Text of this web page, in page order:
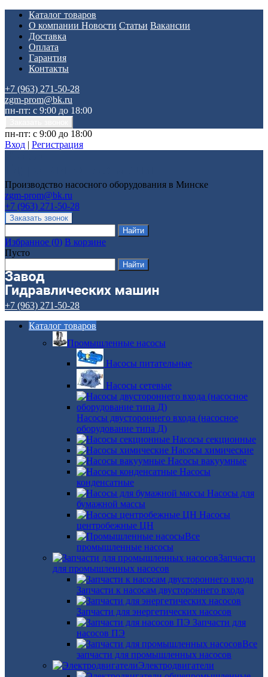
Каталог товаров
О компании Новости Статьи Вакансии
Доставка
Оплата
Гарантия
Контакты
+7 (963) 271-50-28
zgm-prom@bk.ru
пн-пт: с 9:00 до 18:00
пн-пт: с 9:00 до 18:00
Вход | Регистрация
Производство насосного оборудования в Минске
zgm-prom@bk.ru
+7 (963) 271-50-28
Избранное (0) В корзине
Пусто
+7 (963) 271-50-28
Каталог товаров
Промышленные насосы
Насосы питательные
Насосы сетевые
Насосы двустороннего входа (насосное
оборудование типа Д)
Насосы секционные
Насосы химические
Насосы вакуумные
Насосы
конденсатные
Насосы для
бумажной массы
Насосы
центробежные ЦН
Все
промышленные насосы
Запчасти
для промышленных насосов
Запчасти к насосам двустороннего входа
Запчасти для энергетических насосов
Запчасти для
насосов ПЭ
Все
запчасти для промышленных насосов
Электродвигатели